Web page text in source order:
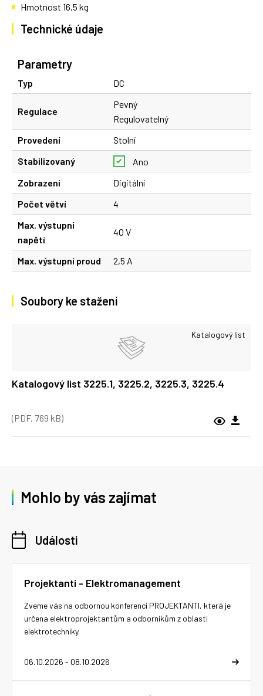
Hmotnost 16,5 kg
Technické údaje
Parametry
Typ DC
Regulace
Pevný
Regulovatelný
Provedení
Stolní
Stabilizovaný
Ano
Zobrazení
Digitální
Počet větví
4
Max. výstupní
napětí
40 V
Max. výstupní proud 2,5 A
Soubory ke stažení
Katalogový list
Katalogový list 3225.1, 3225.2, 3225.3, 3225.4
(PDF, 769 kB)
Mohlo by vás zajímat
Události
Projektanti - Elektromanagement
06.10.2026 - 08.10.2026
Zveme vás na odbornou konferenci PROJEKTANTI, která je
určena elektroprojektantům a odborníkům z oblasti
elektrotechniky.